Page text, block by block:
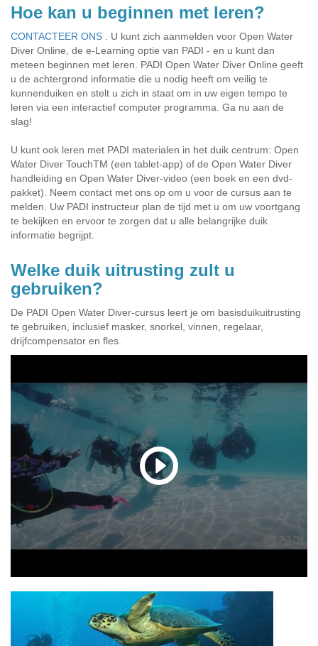
Hoe kan u beginnen met leren?
CONTACTEER ONS
. U kunt zich aanmelden voor Open Water
Diver Online, de e-Learning optie van PADI - en u kunt dan
meteen beginnen met leren. PADI Open Water Diver Online geeft
u de achtergrond informatie die u nodig heeft om veilig te
kunnenduiken en stelt u zich in staat om in uw eigen tempo te
leren via een interactief computer programma. Ga nu aan de
slag!
U kunt ook leren met PADI materialen in het duik centrum: Open
Water Diver TouchTM (een tablet-app) of de Open Water Diver
handleiding en Open Water Diver-video (een boek en een dvd-
pakket). Neem contact met ons op om u voor de cursus aan te
melden. Uw PADI instructeur plan de tijd met u om uw voortgang
te bekijken en ervoor te zorgen dat u alle belangrijke duik
informatie begrijpt.
Welke duik uitrusting zult u
gebruiken?
De PADI Open Water Diver-cursus leert je om basisduikuitrusting
te gebruiken, inclusief masker, snorkel, vinnen, regelaar,
drijfcompensator en fles.